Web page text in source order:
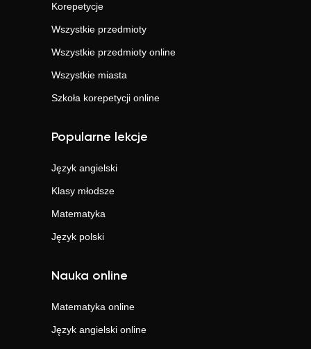
Korepetycje
Wszystkie przedmioty
Wszystkie przedmioty online
Wszystkie miasta
Szkoła korepetycji online
Popularne lekcje
Język angielski
Klasy młodsze
Matematyka
Język polski
Nauka online
Matematyka online
Język angielski online